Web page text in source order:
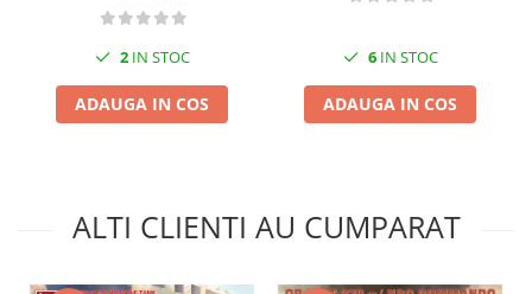
Accesorii pictura
Gaahleri
2IN STOC
ADAUGA IN COS
6IN STOC
ADAUGA IN COS
ALTI CLIENTI AU CUMPARAT